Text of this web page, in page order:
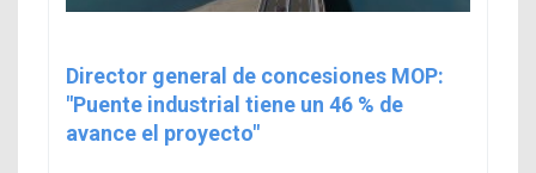
Director general de concesiones MOP:
"Puente industrial tiene un 46 % de
avance el proyecto"